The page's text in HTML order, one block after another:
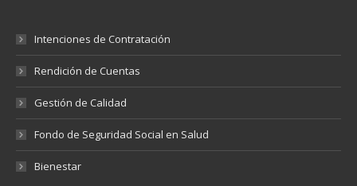
Intenciones de Contratación
Rendición de Cuentas
Gestión de Calidad
Fondo de Seguridad Social en Salud
Bienestar